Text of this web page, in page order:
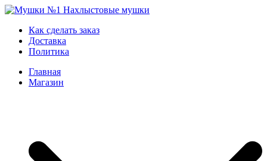
Skip
content
Мушки №1
Нахлыстовые мушки
Как сделать заказ
Доставка
Политика
Главная
Магазин